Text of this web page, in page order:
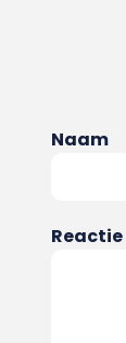
Naam
Reactie